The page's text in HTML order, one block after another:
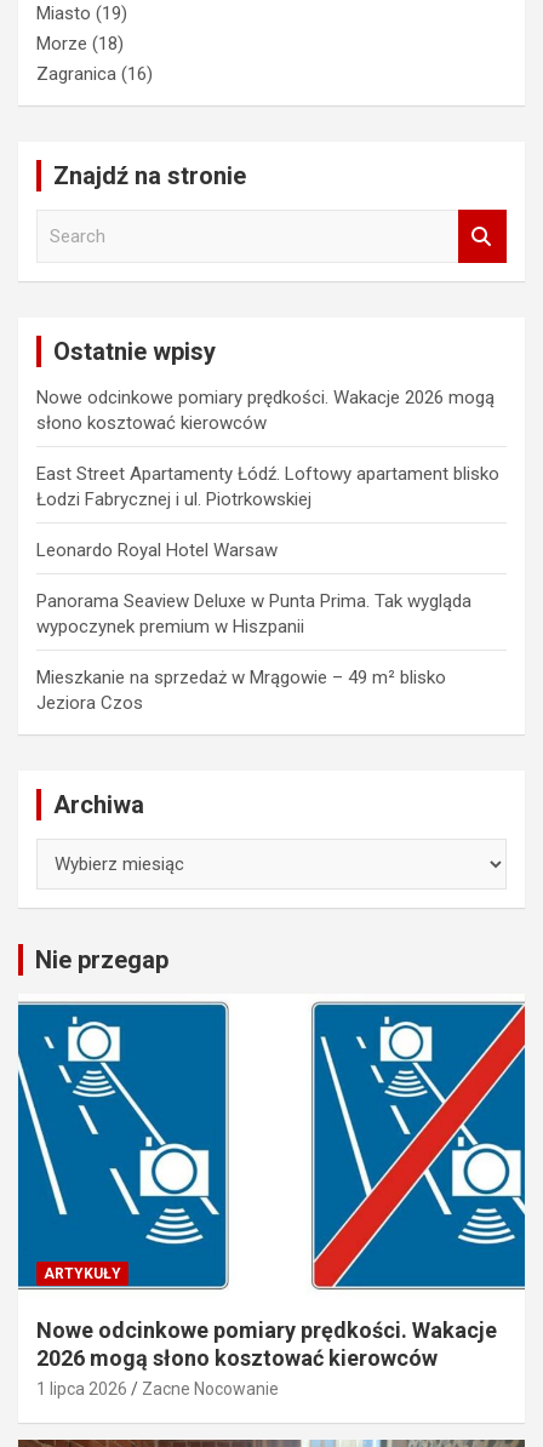
Miasto (19)
Morze (18)
Zagranica (16)
Znajdź na stronie
Ostatnie wpisy
Nowe odcinkowe pomiary prędkości. Wakacje 2026 mogą
słono kosztować kierowców
East Street Apartamenty Łódź. Loftowy apartament blisko
Łodzi Fabrycznej i ul. Piotrkowskiej
Leonardo Royal Hotel Warsaw
Panorama Seaview Deluxe w Punta Prima. Tak wygląda
wypoczynek premium w Hiszpanii
Mieszkanie na sprzedaż w Mrągowie – 49 m² blisko
Jeziora Czos
Archiwa
Nie przegap
ARTYKUŁY
Nowe odcinkowe pomiary prędkości. Wakacje
2026 mogą słono kosztować kierowców
1 lipca 2026 Zacne Nocowanie